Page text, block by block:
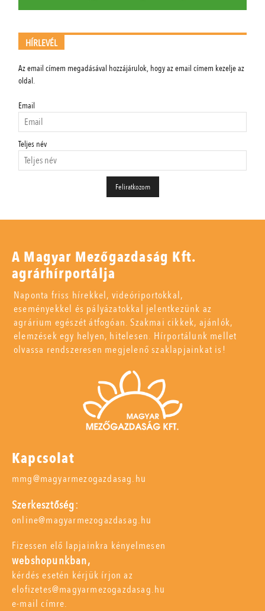
HÍRLEVÉL
Az email címem megadásával hozzájárulok, hogy az email címem kezelje az
oldal.
Email
Teljes név
A Magyar Mezőgazdaság Kft.
agrárhírportálja
Naponta friss hírekkel, videóriportokkal,
eseményekkel és pályázatokkal jelentkezünk az
agrárium egészét átfogóan. Szakmai cikkek, ajánlók,
elemzések egy helyen, hitelesen. Hírportálunk mellet
olvassa rendszeresen megjelenő szaklapjainkat is!
Kapcsolat
mmg@magyarmezogazdasag.hu
Szerkesztőség:
online@magyarmezogazdasag.hu
Fizessen elő lapjainkra kényelmesen
webshopunkban,
kérdés esetén kérjük írjon az
elofizetes@magyarmezogazdasag.hu
e-mail címre.